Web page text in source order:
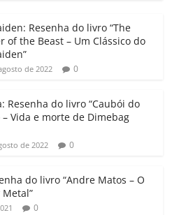
at
e
dI
gl
e
Cl
a
ss
ro
o
p
y
Li
k
m
p
h
ar
Resenha do livro “The
of the Beast – Um Clássico do
de 2022 0
Resenha do livro “Caubói do
Vida e morte de Dimebag
de 2022 0
do livro “Andre Matos – O
0